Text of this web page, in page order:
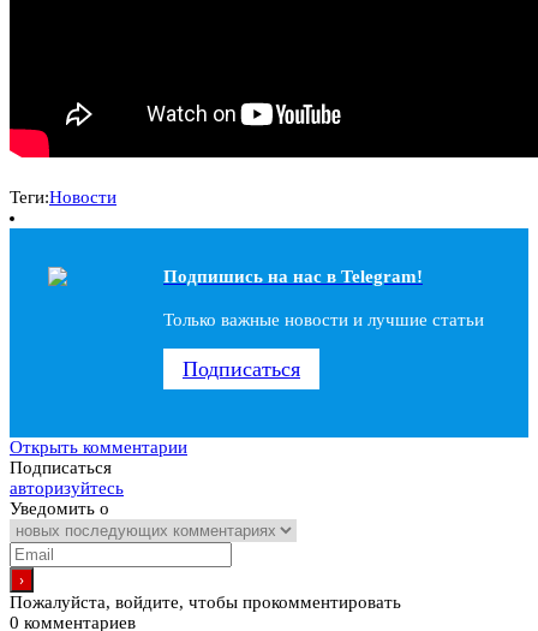
Теги:Новости
Подпишись на наc в Telegram!
Только важные новости и лучшие статьи
Подписаться
Открыть комментарии
Подписаться
авторизуйтесь
Уведомить о
Пожалуйста, войдите, чтобы прокомментировать
0 комментариев